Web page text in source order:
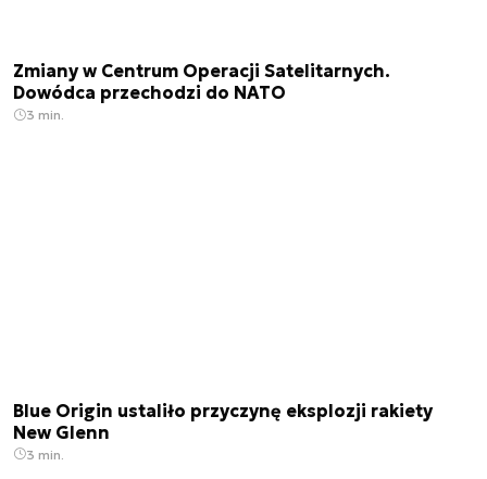
Zmiany w Centrum Operacji Satelitarnych.
Dowódca przechodzi do NATO
3 min.
Blue Origin ustaliło przyczynę eksplozji rakiety
New Glenn
3 min.